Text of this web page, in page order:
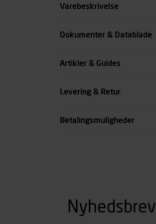
Størrelse
Varebeskrivelse
Dokumenter & Datablade
Artikler & Guides
Levering & Retur
Betalingsmuligheder
Nyhedsbrev